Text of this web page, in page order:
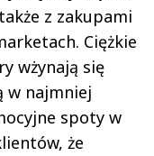
z zakupami
Ciężkie
wżynają się
w najmniej
spoty w
że